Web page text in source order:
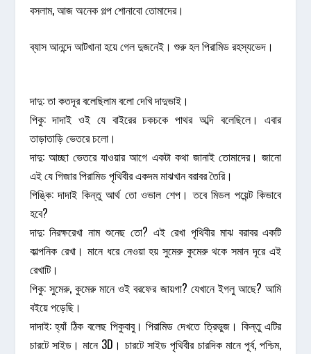
বসলাম, আজ অনেক গল্প শোনাবো তোমাদের।
ব্যাস আনন্দে আটখানা হয়ে গেল দুজনেই। শুরু হল পিরামিড রহস্যভেদ।
দাদু: তা কতদূর বলেছিলাম বলো দেখি দাদুভাই।
পিকু: দাদাই ওই যে বাইরের চকচকে পাথর অব্দি বলেছিলে। এবার
তাড়াতাড়ি ভেতরে চলো।
দাদু: আচ্ছা ভেতরে যাওয়ার আগে একটা কথা জানাই তোমাদের। জানো
এই যে গিজার পিরামিড পৃথিবীর একদম মাঝখান বরাবর তৈরি।
পিঙ্কি: দাদাই কিন্তু আর্থ তো ওভাল শেপ। তবে মিডল পয়েন্ট কিভাবে
হবে?
দাদু: নিরক্ষরেখা নাম শুনেছ তো? এই রেখা পৃথিবীর মাঝ বরাবর একটি
কাল্পনিক রেখা। মানে ধরে নেওয়া হয় সুমেরু কুমেরু থকে সমান দূরে এই
রেখাটি।
পিকু: সুমেরু, কুমেরু মানে ওই বরফের জায়গা? যেখানে ইগলু আছে? আমি
বইয়ে পড়েছি।
দাদাই: হ্যাঁ ঠিক বলেছ পিকুবাবু। পিরামিড দেখতে ত্রিভুজ। কিন্তু এটির
চারটে সাইড। মানে 3D। চারটে সাইড পৃথিবীর চারদিক মানে পূর্ব, পশ্চিম,